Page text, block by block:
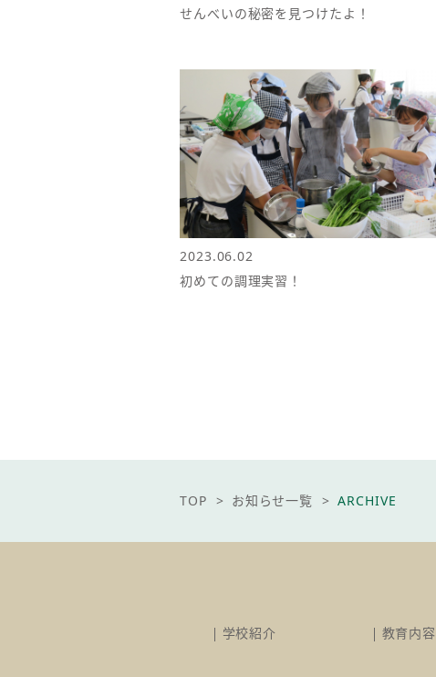
せんべいの秘密を見つけたよ！
2023.06.02
初めての調理実習！
TOP お知らせ一覧 ARCHIVE
学校紹介 教育内容